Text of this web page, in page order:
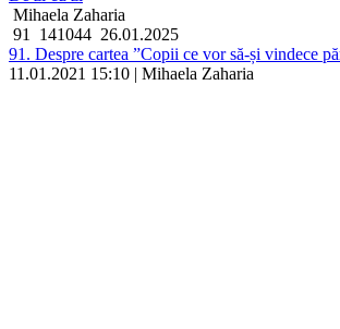
Mihaela Zaharia
91
141044 26.01.2025
91. Despre cartea ”Copii ce vor să-și vindece
11.01.2021 15:10 | Mihaela Zaharia